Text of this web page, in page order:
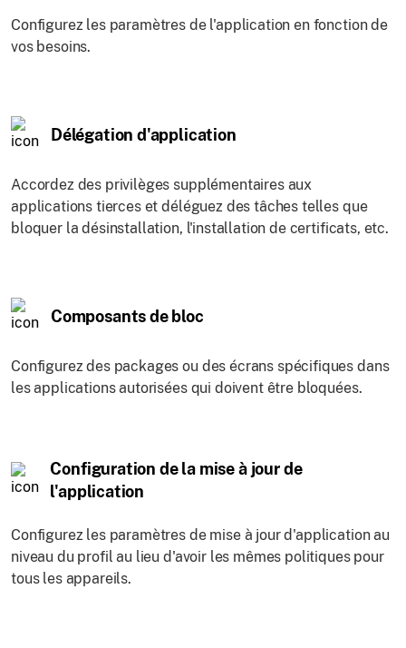
Configurez les paramètres de l'application en fonction de
vos besoins.
Délégation d'application
Accordez des privilèges supplémentaires aux
applications tierces et déléguez des tâches telles que
bloquer la désinstallation, l'installation de certificats, etc.
Composants de bloc
Configurez des packages ou des écrans spécifiques dans
les applications autorisées qui doivent être bloquées.
Configuration de la mise à jour de
l'application
Configurez les paramètres de mise à jour d'application au
niveau du profil au lieu d'avoir les mêmes politiques pour
tous les appareils.